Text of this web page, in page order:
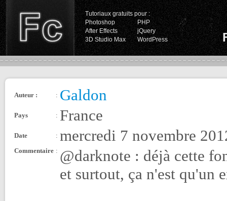
Tutoriaux gratuits pour :
Photoshop
PHP
After Effects
jQuery
3D Studio Max
WordPress
Auteur : : Galdon
Pays : France
Date : mercredi 7 novembre
Commentaire : @darknote : déjà cette
et surtout, ça n'est qu'un